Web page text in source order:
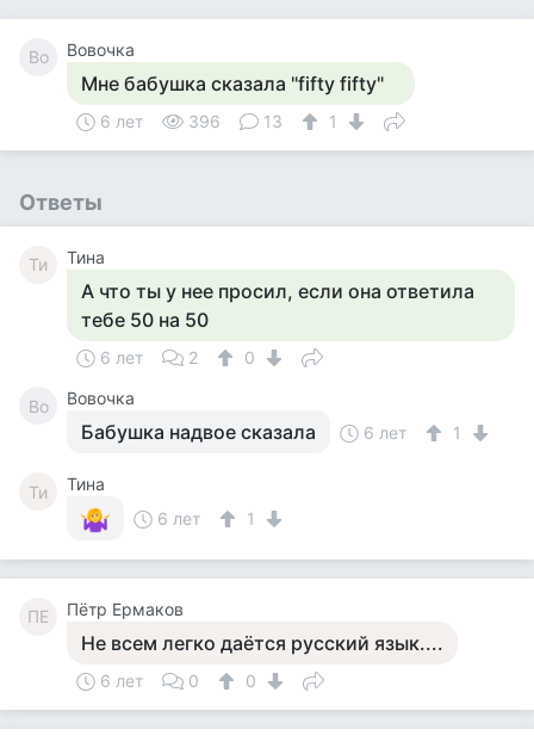
Во Вовочка
Мне бабушка сказала "fifty fifty"
6 лет 396 13 1
Ответы
Ти Тина
А что ты у нее просил, если она ответила
тебе 50 на 50
6 лет 2 0
Во Вовочка
Бабушка надвое сказала 6 лет 1
Ти
Тина
6 лет
1
ПЕ Пётр Ермаков
Не всем легко даётся русский язык....
6 лет 0 0